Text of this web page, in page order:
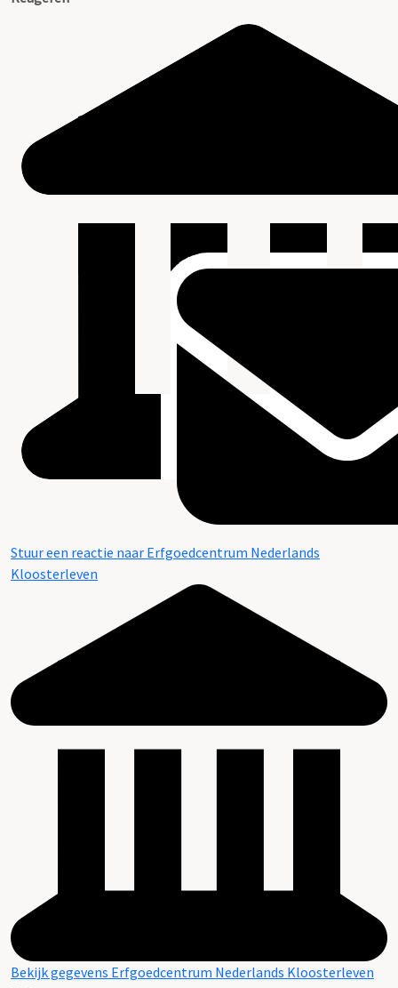
Stuur een reactie naar Erfgoedcentrum Nederlands
Kloosterleven
Bekijk gegevens Erfgoedcentrum Nederlands Kloosterleven